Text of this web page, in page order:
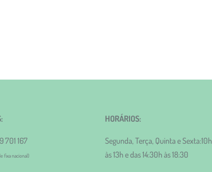
701 167
fixa nacional)
HORÁRIOS:
Segunda, Terça, Quinta e Sexta:10h
às 13h e das 14:30h às 18:30